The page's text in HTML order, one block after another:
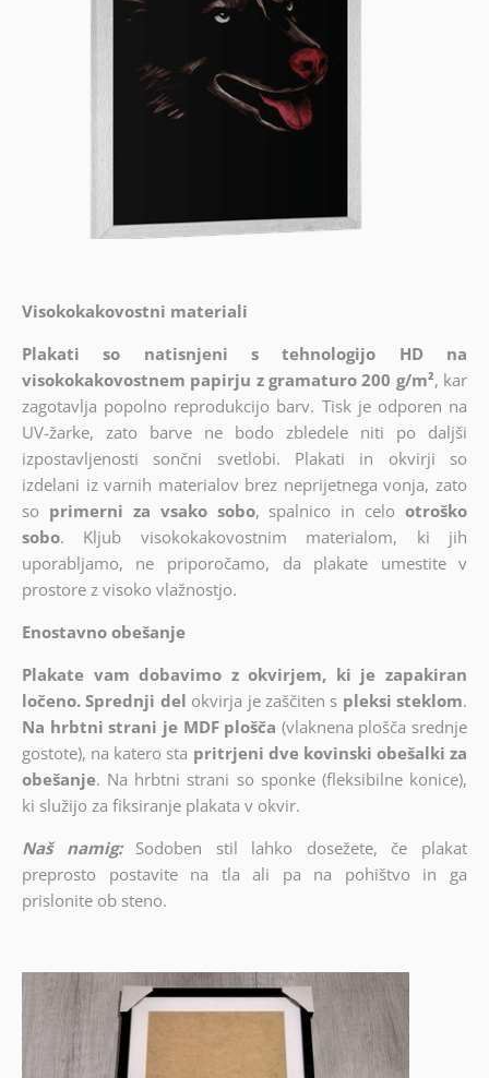
Visokokakovostni materiali
Plakati so natisnjeni s tehnologijo HD na
visokokakovostnem papirju z gramaturo 200 g/m², kar
zagotavlja popolno reprodukcijo barv. Tisk je odporen na
UV-žarke, zato barve ne bodo zbledele niti po daljši
izpostavljenosti sončni svetlobi. Plakati in okvirji so
izdelani iz varnih materialov brez neprijetnega vonja, zato
so primerni za vsako sobo, spalnico in celo otroško
sobo. Kljub visokokakovostnim materialom, ki jih
uporabljamo, ne priporočamo, da plakate umestite v
prostore z visoko vlažnostjo.
Enostavno obešanje
Plakate vam dobavimo z okvirjem, ki je zapakiran
ločeno. Sprednji del okvirja je zaščiten s pleksi steklom.
Na hrbtni strani je MDF plošča (vlaknena plošča srednje
gostote), na katero sta pritrjeni dve kovinski obešalki za
obešanje. Na hrbtni strani so sponke (fleksibilne konice),
ki služijo za fiksiranje plakata v okvir.
Naš namig:
Sodoben stil lahko dosežete, če plakat
preprosto postavite na tla ali pa na pohištvo in ga
prislonite ob steno.